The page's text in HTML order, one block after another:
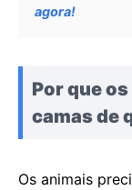
agora!
Por que
camas de
Os animais